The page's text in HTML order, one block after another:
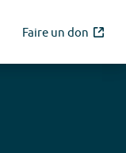
Faire un don